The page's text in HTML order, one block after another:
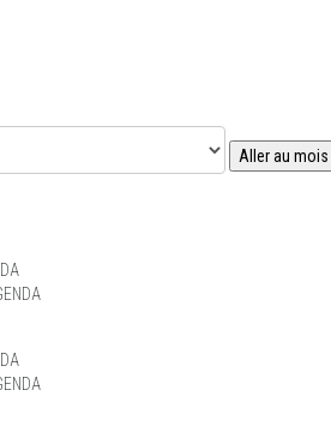
Aller au mois